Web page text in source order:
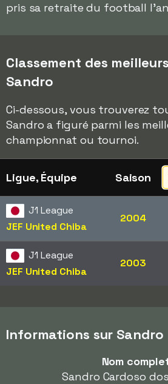
pris sa retraite du football
Classement des
Sandro
Ci-dessous, vous trouverez
Sandro a figuré parmi les
championnat ou tournoi.
Ligue, Équipe Saison
J1 League
JEF United Chiba
2004
J1 League
JEF United Chiba
2003
Informations sur Sandro
Nom
Sandro Cardoso